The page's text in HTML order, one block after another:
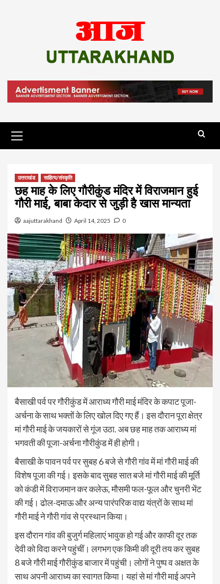
Menu
उत्तराखंड साहित्य/संस्कृति
छह माह के लिए गौरीकुंड मंदिर में विराजमान हुई
गौरी माई, बाबा केदार से जुड़ी है खास मान्यता
aajuttarakhand April 14, 2025 0
बैसाखी पर्व पर गौरीकुंड में आराध्य गौरी माई मंदिर के कपाट पूजा-
अर्चना के साथ भक्तों के लिए खोल दिए गए हैं। इस दौरान पूरा क्षेत्र
मां गौरी माई के जयकारों से गूंज उठा. अब छह माह तक आराध्य मां
भगवती की पूजा-अर्चना गौरीकुंड में ही होगी।
बैसाखी के पावन पर्व पर सुबह 6 बजे से गौरी गांव में मां गौरी माई की
विशेष पूजा की गई। इसके बाद सुबह सात बजे मां गौरी माई की मूर्ति
को कंडी में विराजमान कर कलेऊ, मौसमी फल-फूल और चुनरी भेंट
की गई। ढोल-दमाऊ और अन्य पारंपरिक वाद्य यंत्रों के साथ मां
गौरी माई ने गौरी गांव से प्रस्थान किया।
इस दौरान गांव की बुजुर्ग महिलाएं भावुक हो गई और काफी दूर तक
देवी को विदा करने पहुंचीं। लगभग एक किमी की दूरी तय कर सुबह
8 बजे गौरी माई गौरीकुंड बाजार में पहुंची। लोगों ने पुष्प व अक्षत के
साथ अपनी आराध्य का स्वागत किया। यहां से मां गौरी माई अपने